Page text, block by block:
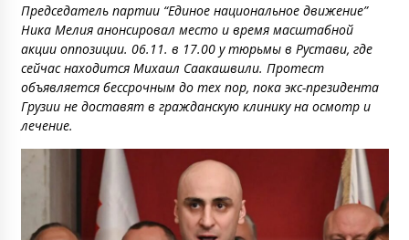
Председатель партии “Единое национальное движение”
Ника Мелия анонсировал место и время масштабной
акции оппозиции. 06.11. в 17.00 у тюрьмы в Рустави, где
сейчас находится Михаил Саакашвили. Протест
объявляется бессрочным до тех пор, пока экс-президента
Грузии не доставят в гражданскую клинику на осмотр и
лечение.